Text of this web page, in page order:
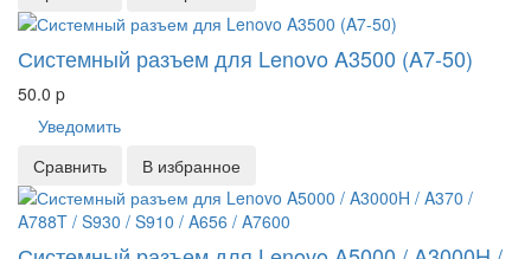
Системный разъем для Lenovo A3500 (A7-50)
50.0 p
Уведомить
Сравнить
В избранное